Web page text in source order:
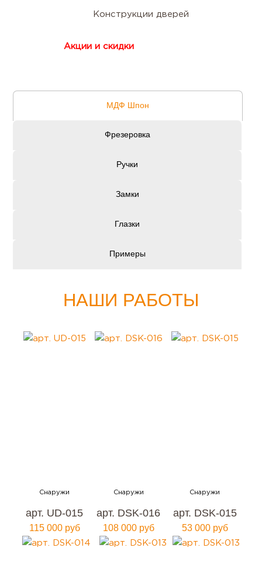
Конструкции дверей
Акции и скидки
МДФ Шпон
Фрезеровка
Ручки
Замки
Глазки
Примеры
НАШИ РАБОТЫ
арт. UD-015
115 000 руб
арт. DSK-016
108 000 руб
арт. DSK-015
53 000 руб